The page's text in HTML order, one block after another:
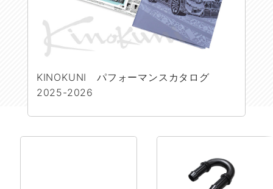
KINOKUNI パフォーマンスカタログ
2025-2026